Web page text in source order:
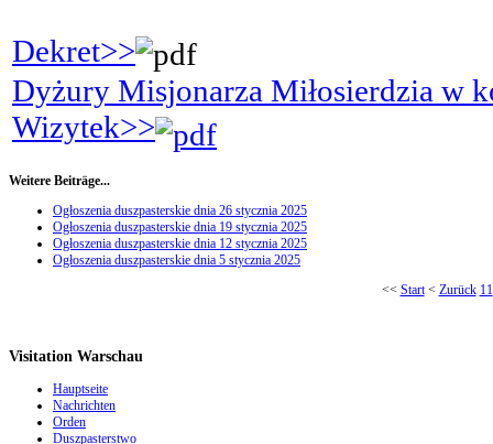
Dekret>>
Dyżury Misjonarza Miłosierdzia w
Wizytek>>
Weitere Beiträge...
Ogłoszenia duszpasterskie dnia 26 stycznia 2025
Ogłoszenia duszpasterskie dnia 19 stycznia 2025
Ogłoszenia duszpasterskie dnia 12 stycznia 2025
Ogłoszenia duszpasterskie dnia 5 stycznia 2025
<< Start< Zurück 11
Visitation Warschau
Hauptseite
Nachrichten
Orden
Duszpasterstwo